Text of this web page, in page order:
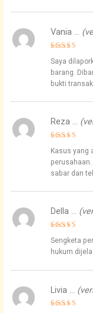
Rated
out of 5
Vania …
Saya
barang.
bukti
out of 5
Reza …
Kasus yang
sabar dan
Rated
out of 5
Della …
Sengketa
hukum
Livia …